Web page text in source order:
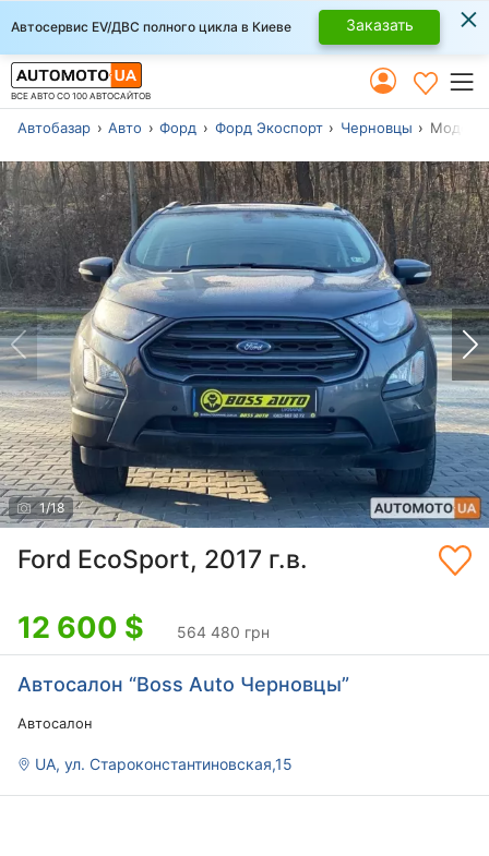
Автосервис EV/ДВС полного цикла в Киеве Заказать ×
ВСЕ АВТО СО 100 АВТОСАЙТОВ
Автобазар Авто Форд Форд Экоспорт Черновцы Модель
1/18
Ford EcoSport, 2017 г.в.
12 600 $ 564 480 грн
Автосалон “Boss Auto Черновцы”
Автосалон
UA, ул. Староконстантиновская,15